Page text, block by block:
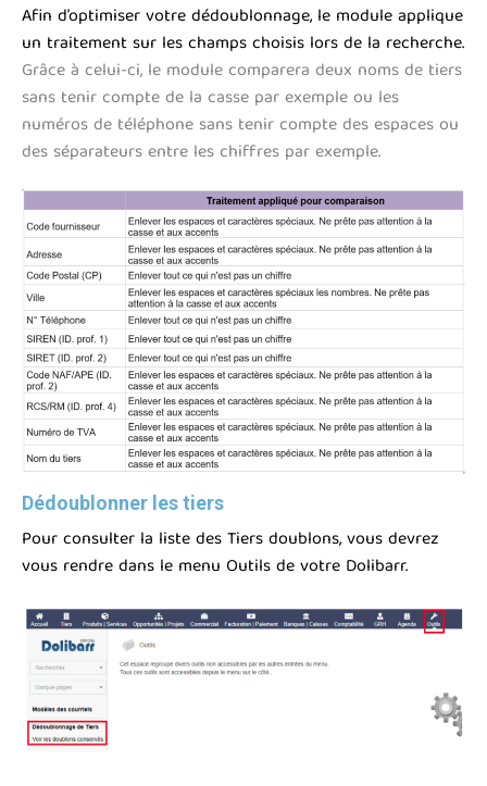
Afin d’optimiser votre dédoublonnage, le module applique
un traitement sur les champs choisis lors de la recherche.
Grâce à celui-ci, le module comparera deux noms de tiers
sans tenir compte de la casse par exemple ou les
numéros de téléphone sans tenir compte des espaces ou
des séparateurs entre les chiffres par exemple.
Dédoublonner les tiers
Pour consulter la liste des Tiers doublons, vous devrez
vous rendre dans le menu Outils de votre Dolibarr.